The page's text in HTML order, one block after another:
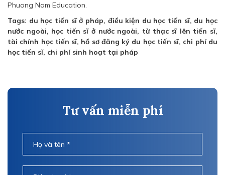
Phuong Nam Education.
Tags: du học tiến sĩ ở pháp, điều kiện du học tiến sĩ, du học
nước ngoài, học tiến sĩ ở nước ngoài, từ thạc sĩ lên tiến sĩ,
tài chính học tiến sĩ, hồ sơ đăng ký du học tiến sĩ, chi phí du
học tiến sĩ, chi phí sinh hoạt tại pháp
Tư vấn miễn phí